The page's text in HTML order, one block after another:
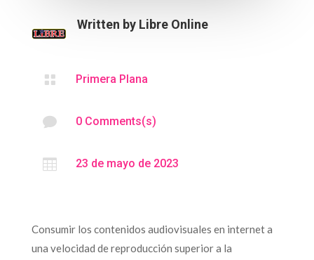
Written by Libre Online
 Primera Plana
 0 Comments(s)
 23 de mayo de 2023
Consumir los contenidos audiovisuales en internet a
una velocidad de reproducción superior a la